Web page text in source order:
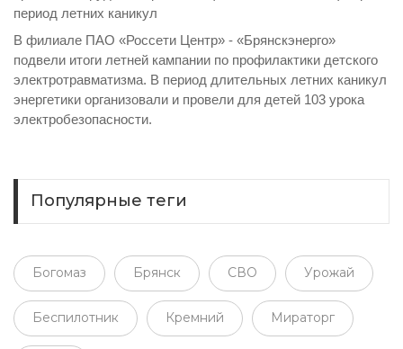
период летних каникул
В филиале ПАО «Россети Центр» - «Брянскэнерго»
подвели итоги летней кампании по профилактики детского
электротравматизма. В период длительных летних каникул
энергетики организовали и провели для детей 103 урока
электробезопасности.
Популярные теги
Богомаз Брянск СВО Урожай
Беспилотник Кремний Мираторг